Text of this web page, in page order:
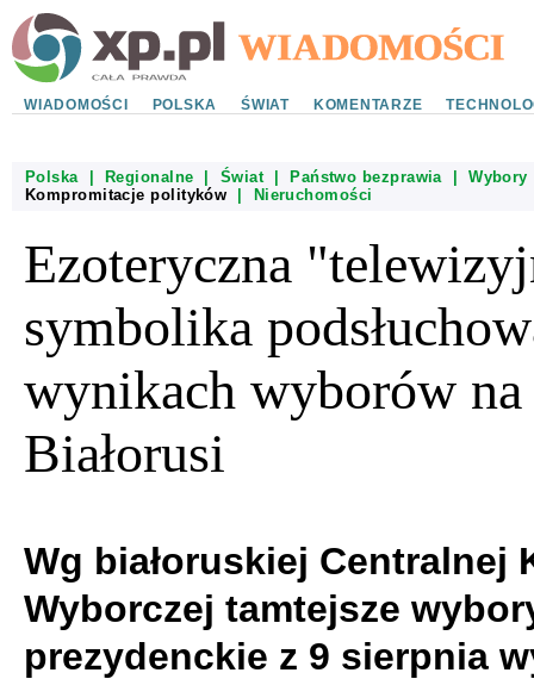
WIADOMOŚCI POLSKA ŚWIAT KOMENTARZE
Polska| Regionalne Świat| Państwo bezprawia|Wybory
Kompromitacje polityków
Nieruchomości
Ezoteryczna
symbolika
wynikach wyborów na
Białorusi
Wg białoruskiej Centralnej
Wyborczej tamtejsze
prezydenckie z 9 sierpnia